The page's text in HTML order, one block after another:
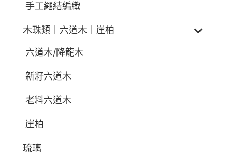
手工繩結編織
木珠類｜六道木｜崖柏
六道木/降龍木
新籽六道木
老料六道木
崖柏
琉璃